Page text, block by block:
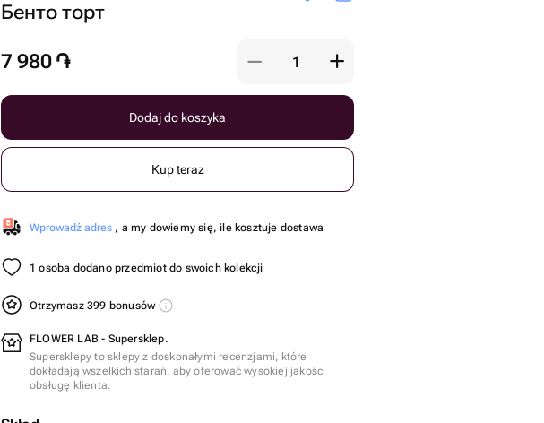
Бенто торт
7 980 ֏
Dodaj do koszyka
Kup teraz
Wprowadź adres , a my dowiemy się, ile kosztuje dostawa
1 osoba dodano przedmiot do swoich kolekcji
Otrzymasz 399 bonusów
FLOWER LAB - Supersklep.
Supersklepy to sklepy z doskonałymi recenzjami, które
dokładają wszelkich starań, aby oferować wysokiej jakości
obsługę klienta.